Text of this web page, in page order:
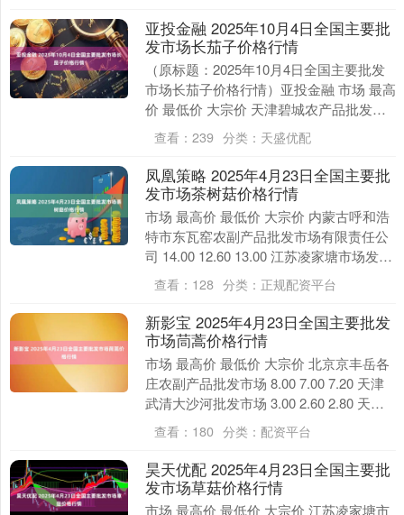
亚投金融 2025年10月4日全国主要批
发市场长茄子价格行情
（原标题：2025年10月4日全国主要批发
市场长茄子价格行情）亚投金融 市场 最高
价 最低价 大宗价 天津碧城农产品批发市
场 3.60 3.00 3.30 邯郸....
查看： 239 分类： 天盛优配
凤凰策略 2025年4月23日全国主要批
发市场茶树菇价格行情
市场 最高价 最低价 大宗价 内蒙古呼和浩
特市东瓦窑农副产品批发市场有限责任公
司 14.00 12.60 13.00 江苏凌家塘市场发展
有限公司 14.00 1....
查看： 128 分类： 正规配资平台
新影宝 2025年4月23日全国主要批发
市场茼蒿价格行情
市场 最高价 最低价 大宗价 北京京丰岳各
庄农副产品批发市场 8.00 7.00 7.20 天津
武清大沙河批发市场 3.00 2.60 2.80 天津
市金钟河蔬....
查看： 180 分类： 配资平台
昊天优配 2025年4月23日全国主要批
发市场草菇价格行情
市场 最高价 最低价 大宗价 江苏凌家塘市